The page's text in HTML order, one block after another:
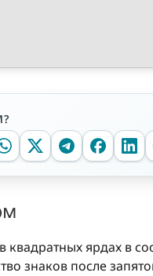
квадратных ярдах в
знаков после